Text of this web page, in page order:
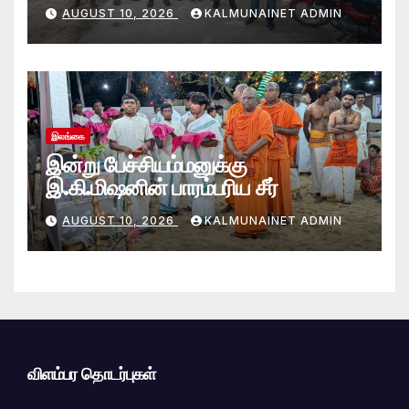
AUGUST 10, 2026 KALMUNAINET ADMIN
இலங்கை
இன்று பேச்சியம்மனுக்கு
இ.கி.மிஷனின் பாரம்பரிய சீர்
AUGUST 10, 2026 KALMUNAINET ADMIN
விளம்பர தொடர்புகள்